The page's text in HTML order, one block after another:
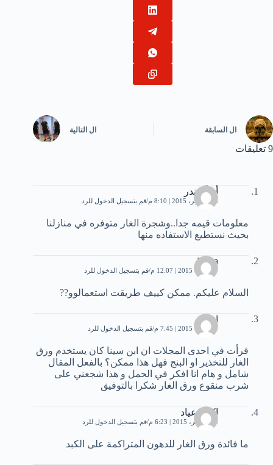
ال السابقة ال التالية
9 تعليقات
أم آسندر
30 سبتمبر، 2015 | 8:10 م قم بتسجيل الدخول للرد
معلومات قيمه جدا..وشجرة الغار متوفره في منازلنا
بحيث نستطيع الاستفاده منها
jouba
9 أكتوبر، 2015 | 12:07 م قم بتسجيل الدخول للرد
السلام عليكم. ممكن كييف طريقت استعمالوو??
nidal
9 أكتوبر، 2015 | 7:45 م قم بتسجيل الدخول للرد
قرأت في احدى المجلات ان ابن سينا كان يستخدم ورق
الغار للتخذير او البنج فهل هذا ممكن؟ بالفعل المقال
شامل و هام انا افكر في الحمل و هذا شجعني على
شرب منقوع ورق الغار شكرا بالتوفيق
اكرم عياد
29 نوفمبر، 2015 | 6:23 م قم بتسجيل الدخول للرد
ما فائدة ورق الغار للدهون المتراكمة على الكبد